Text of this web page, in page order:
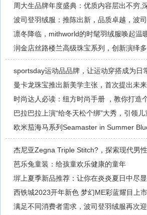
周大生品牌年度盛典：优质内容层出不穷,
波司登羽绒服：推陈出新，品质卓越，波
凛冬降临，mithworld的时髦羽绒服唤起温
润金店丝路楼兰高级珠宝系列，创新演绎
sportsday运动品品牌，让运动穿搭成为日
曼卡龙珠宝推出新美学主张，首次提出未
时尚达人必读：纽方时尚手册 ，教你打造
巴拉巴拉上演“给冬天松个绑”大秀，引领儿
欧米茄海马系列Seamaster in Summer
杰尼亚Zegna Triple Stitch?，探索现代男
芭乐兔童装：给孩童欢乐健康的童年
堓上夏季新品推荐：让你在炎炎夏日中尽
西铁城2023开年新色 梦幻ME彩蓝耀目上市
满足不同消费者需求，波司登羽绒服再次